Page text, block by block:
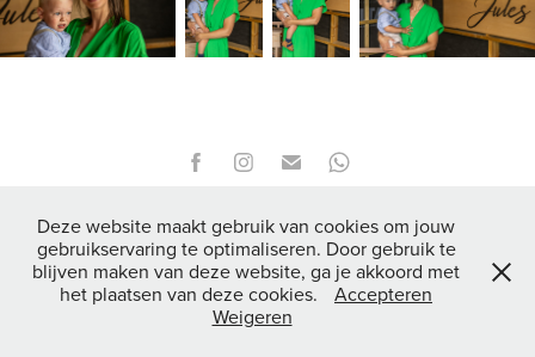
© 2026 - Mieke Maes Fotografie
Deze website maakt gebruik van cookies om jouw
gebruikservaring te optimaliseren. Door gebruik te
blijven maken van deze website, ga je akkoord met
het plaatsen van deze cookies.
Accepteren
Weigeren